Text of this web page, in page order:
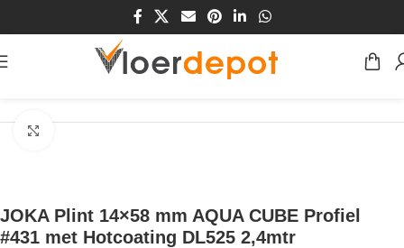
JOKA Plint 14×58 mm AQUA CUBE Profiel
#431 met Hotcoating DL525 2,4mtr